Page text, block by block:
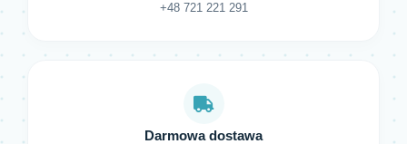
+48 721 221 291
Darmowa dostawa